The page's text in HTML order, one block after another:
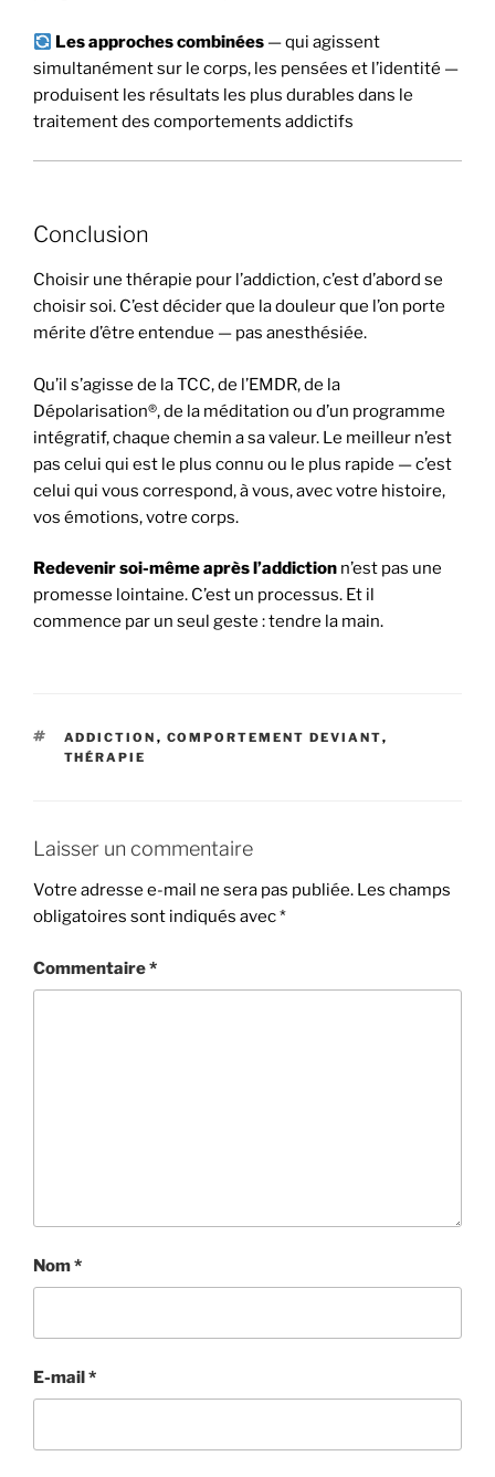
Les approches combinées — qui agissent
simultanément sur le corps, les pensées et l’identité —
produisent les résultats les plus durables dans le
traitement des comportements addictifs
Conclusion
Choisir une thérapie pour l’addiction, c’est d’abord se
choisir soi. C’est décider que la douleur que l’on porte
mérite d’être entendue — pas anesthésiée.
Qu’il s’agisse de la TCC, de l’EMDR, de la
Dépolarisation®, de la méditation ou d’un programme
intégratif, chaque chemin a sa valeur. Le meilleur n’est
pas celui qui est le plus connu ou le plus rapide — c’est
celui qui vous correspond, à vous, avec votre histoire,
vos émotions, votre corps.
Redevenir soi-même après l’addiction n’est pas une
promesse lointaine. C’est un processus. Et il
commence par un seul geste : tendre la main.
ADDICTION , COMPORTEMENT DEVIANT,
THÉRAPIE
Laisser un commentaire
Votre adresse e-mail ne sera pas publiée. Les champs
obligatoires sont indiqués avec*
Commentaire*
Nom*
E-mail*